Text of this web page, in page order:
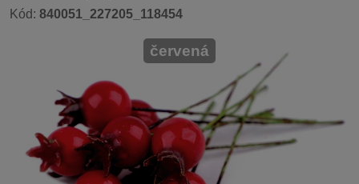
Kód: 840051_227205_118454
červená